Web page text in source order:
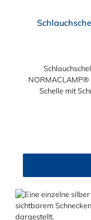
NORMACLAMP®
Schelle mit
aus, ist einfach
somit die richtige
210 mm in